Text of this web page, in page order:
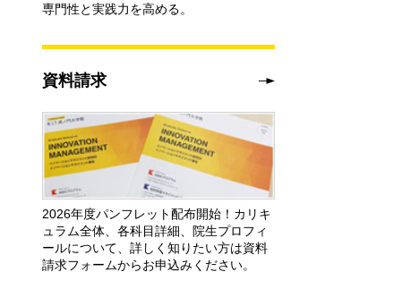
専門性と実践力を高める。
資料請求
2026年度パンフレット配布開始！カリキ
ュラム全体、各科目詳細、院生プロフィ
ールについて、詳しく知りたい方は資料
請求フォームからお申込みください。